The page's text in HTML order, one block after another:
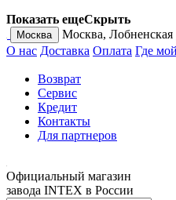
Показать ещеСкрыть
Москва
Москва, Лобненская
О нас Доставка Оплата Где
Возврат
Сервис
Кредит
Контакты
Для партнеров
Официальный магазин
завода INTEX в России